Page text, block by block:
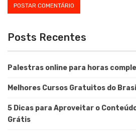
Posts Recentes
Palestras online para horas
Melhores Cursos Gratuitos do Brasil
5 Dicas para Aproveitar o
Grátis